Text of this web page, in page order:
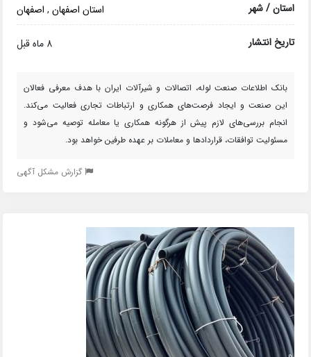
استان / شهر استان اصفهان, اصفهان
تاریخ انتشار 8 ماه قبل
بانک اطلاعات صنعت لوله، اتصالات و شیرآلات ایران با هدف معرفی فعالان
این صنعت و ایجاد فرصت‌های همکاری و ارتباطات تجاری فعالیت می‌کند.
انجام بررسی‌های لازم پیش از هرگونه همکاری یا معامله توصیه می‌شود و
مسئولیت توافقات، قراردادها و معاملات بر عهده طرفین خواهد بود.
گزارش مشکل آگهی